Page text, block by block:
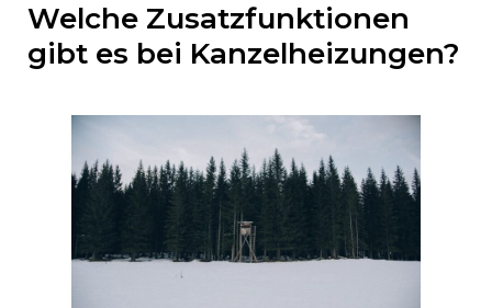
Welche Zusatzfunktionen
gibt es bei Kanzelheizungen?